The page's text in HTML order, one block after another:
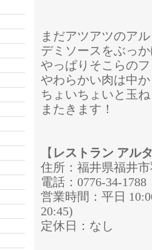
まだアツアツのア
デミソースをぶっ
やっぱりそこらの
やわらかい肉は中
ちょいちょいと玉
またきます！
【 レストラン アル
住所：福井県福井
電話：0776-34-1788
営業時間：平日
20:45)
定休日：なし